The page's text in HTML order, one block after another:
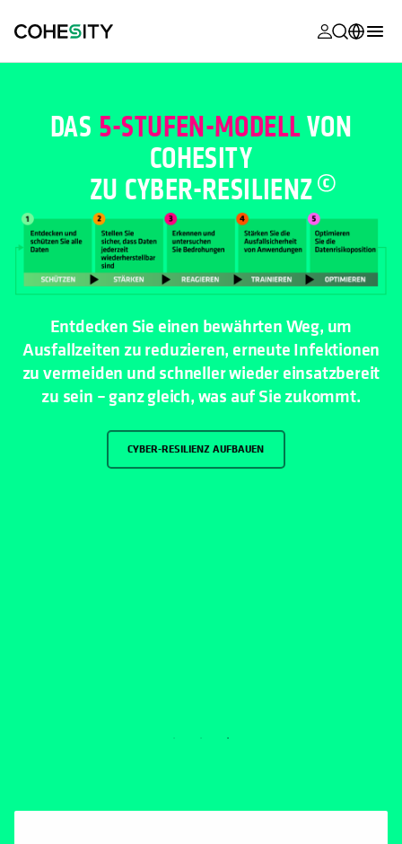
wird in
wird in
wird in
Support
wird in
wird in
Academy
wird in
Cohesity
wird in
Partner
wird in
English (U.S.)
日本語 (Japan)
Português (Brazil)
한국어 (South
Korea)
Español (Spain)
DAS 5-STUFEN-MODELLVON
COHESITY
ZU CYBER-RESILIENZ
Entdecken Sie einen bewährten Weg, um
Ausfallzeiten zu reduzieren, erneute Infektionen
zu vermeiden und schneller wieder einsatzbereit
zu sein – ganz gleich, was auf Sie zukommt.
CYBER-RESILIENZ AUFBAUEN